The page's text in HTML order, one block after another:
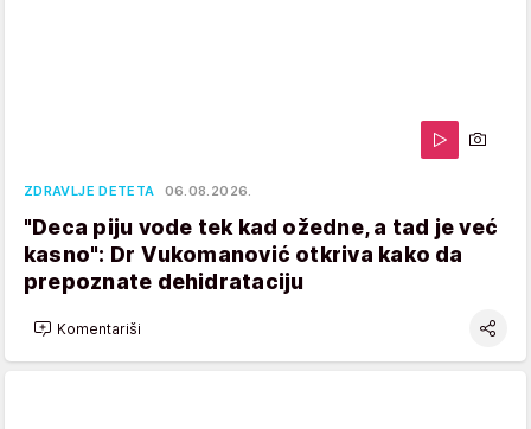
ZDRAVLJE DETETA 06.08.2026.
"Deca piju vode tek kad ožedne, a tad je već
kasno": Dr Vukomanović otkriva kako da
prepoznate dehidrataciju
Komentariši